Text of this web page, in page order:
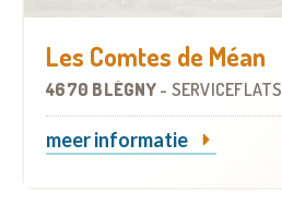
Les Comtes de Méan
4670 BLÉGNY - SERVICEFLATS
meer informatie